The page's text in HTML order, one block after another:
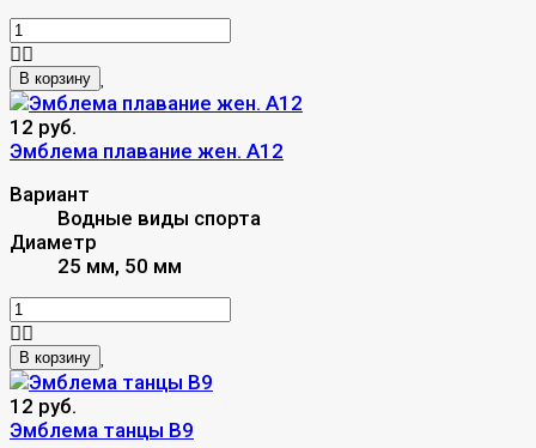
В корзину
12 руб.
Эмблема плавание жен. A12
Вариант
Водные виды спорта
Диаметр
25 мм, 50 мм
В корзину
12 руб.
Эмблема танцы B9